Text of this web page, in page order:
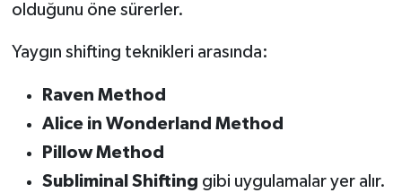
olduğunu öne sürerler.
Yaygın shifting teknikleri arasında:
Raven Method
Alice in Wonderland Method
Pillow Method
Subliminal Shifting gibi uygulamalar yer alır.